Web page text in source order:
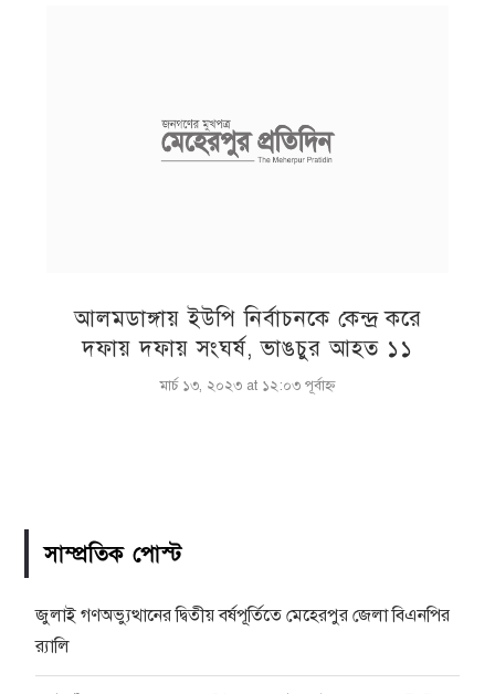
আলমডাঙ্গায় ইউপি নির্বাচনকে কেন্দ্র করে
দফায় দফায় সংঘর্ষ, ভাঙচুর আহত ১১
মার্চ ১৩, ২০২৩ at ১২:০৩ পূর্বাহ্ণ
সাম্প্রতিক পোস্ট
জুলাই গণঅভ্যুত্থানের দ্বিতীয় বর্ষপূর্তিতে মেহেরপুর জেলা বিএনপির
র‍্যালি